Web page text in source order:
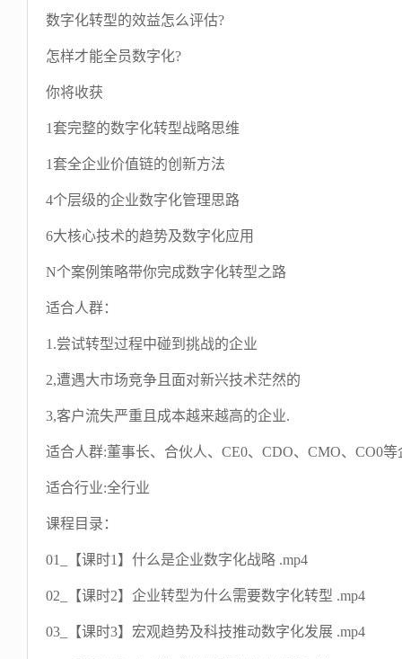
数字化转型的效益怎么评估?
怎样才能全员数字化?
你将收获
1套完整的数字化转型战略思维
1套全企业价值链的创新方法
4个层级的企业数字化管理思路
6大核心技术的趋势及数字化应用
N个案例策略带你完成数字化转型之路
适合人群：
1.尝试转型过程中碰到挑战的企业
2,遭遇大市场竞争且面对新兴技术茫然的
3,客户流失严重且成本越来越高的企业.
适合人群:董事长、合伙人、CE0、CDO、CMO、CO0
适合行业:全行业
课程目录：
01_【课时1】什么是企业数字化战略 .mp4
02_【课时2】企业转型为什么需要数字化转型 .mp4
03_【课时3】宏观趋势及科技推动数字化发展 .mp4